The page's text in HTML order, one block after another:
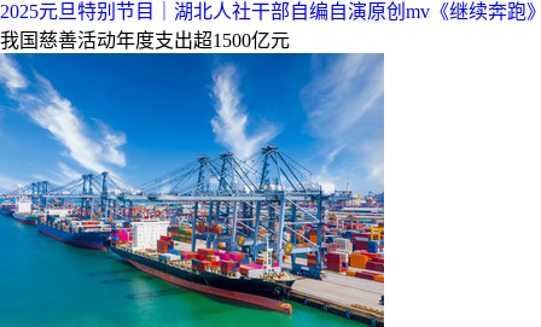
2025元旦特别节目｜湖北人社干部自编自演原创mv《继续奔跑
我国慈善活动年度支出超1500亿元